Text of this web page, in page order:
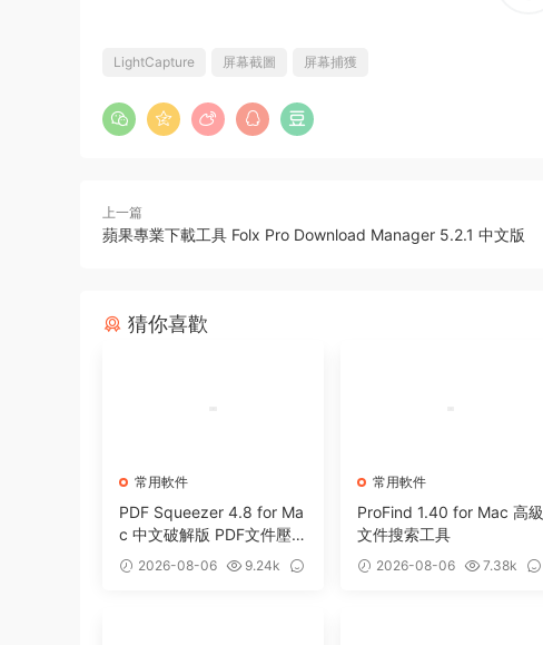
LightCapture 屏幕截圖 屏幕捕獲
上一篇
蘋果專業下載工具 Folx Pro Download Manager 5.2.1 中文版
猜你喜歡
常用軟件
PDF Squeezer 4.8 for Ma
c 中文破解版 PDF文件壓
縮工具
2026-08-06
9.24k
常用軟件
ProFind 1.40 for Mac 高級
文件搜索工具
2026-08-06
7.38k